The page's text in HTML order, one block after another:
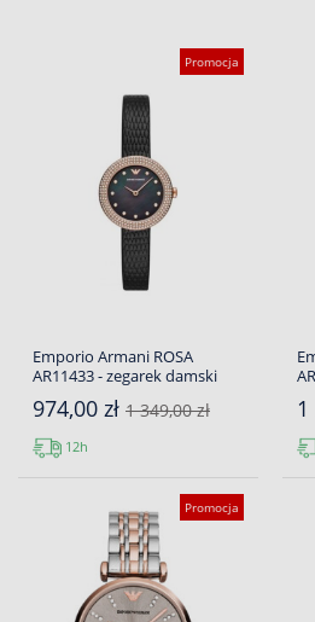
Promocja
Emporio Armani ROSA
AR11433 - zegarek damski
974,00 zł 1 349,00 zł
12h
Promocja